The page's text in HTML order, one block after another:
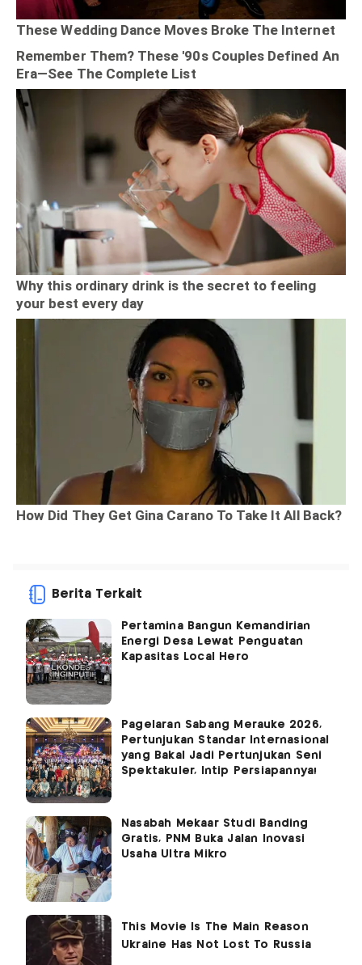
Berita Terkait
Pertamina Bangun Kemandirian
Energi Desa Lewat Penguatan
Kapasitas Local Hero
Pagelaran Sabang Merauke 2026,
Pertunjukan Standar Internasional
yang Bakal Jadi Pertunjukan Seni
Spektakuler, Intip Persiapannya!
Nasabah Mekaar Studi Banding
Gratis, PNM Buka Jalan Inovasi
Usaha Ultra Mikro